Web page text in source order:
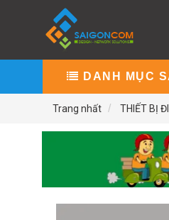
DANH MỤC
Trang nhất THIẾT BỊ